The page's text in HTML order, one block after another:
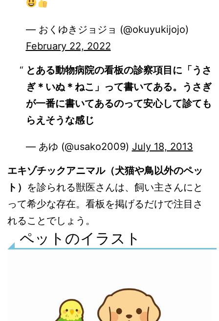
— おくゆきジョジョ (@okuyukijojo)
February 22, 2022
とある動物病院の看板の診察項目に「うさ
ぎ＊いぬ＊ねこ」って書いてある。うさぎ
が一番に書いてあるのって安心して診ても
らえそうな感じ
— あゆ (@usako2009) July 18, 2013
エキゾチックアニマル（犬猫や鳥以外のペッ
ト） を診られる獣医さんは、飼い主さんにと
って希少な存在。看板を掲げるだけで注目さ
れることでしょう。
ペットのイラスト